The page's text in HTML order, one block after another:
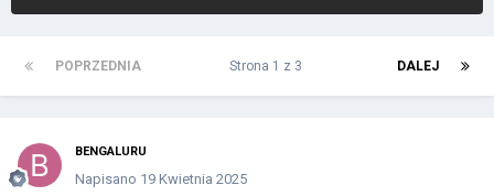
POPRZEDNIA DALEJ
Strona 1 z 3
BENGALURU
Napisano 19 Kwietnia 2025